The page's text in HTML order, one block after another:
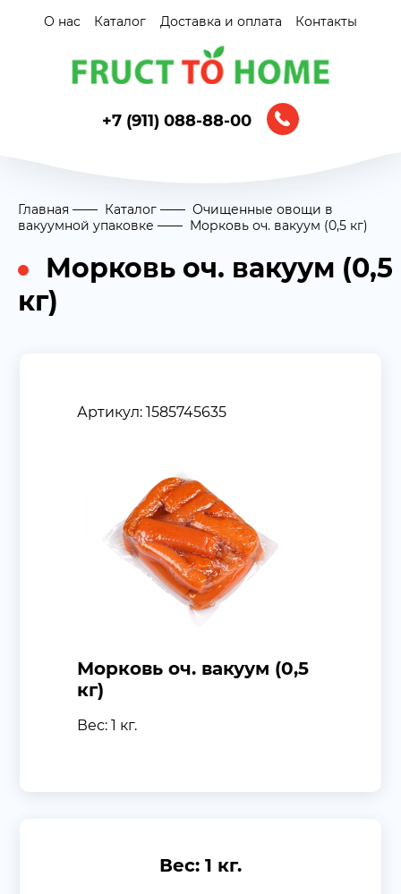
О нас Каталог Доставка и оплата Контакты
+7 (911) 088-88-00
Главная Каталог
Очищенные овощи в
вакуумной упаковке
Морковь оч. вакуум (0,5 кг)
Морковь оч. вакуум (0,5
кг)
Артикул: 1585745635
Морковь оч. вакуум (0,5
кг)
Вес: 1 кг.
Вес: 1 кг.